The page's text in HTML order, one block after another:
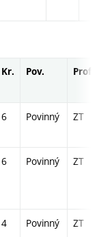
Kr. Pov. Prof.
6 Povinný ZT
6 Povinný ZT
4 Povinný ZT